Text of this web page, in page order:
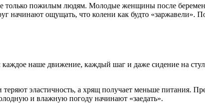
только пожилым людям. Молодые женщины после
начинают ощущать, что колени как будто «заржавели».
наше движение, каждый шаг и даже сидение на
эластичность, а хрящ получает меньше питания.
и влажную погоду начинают «заедать».